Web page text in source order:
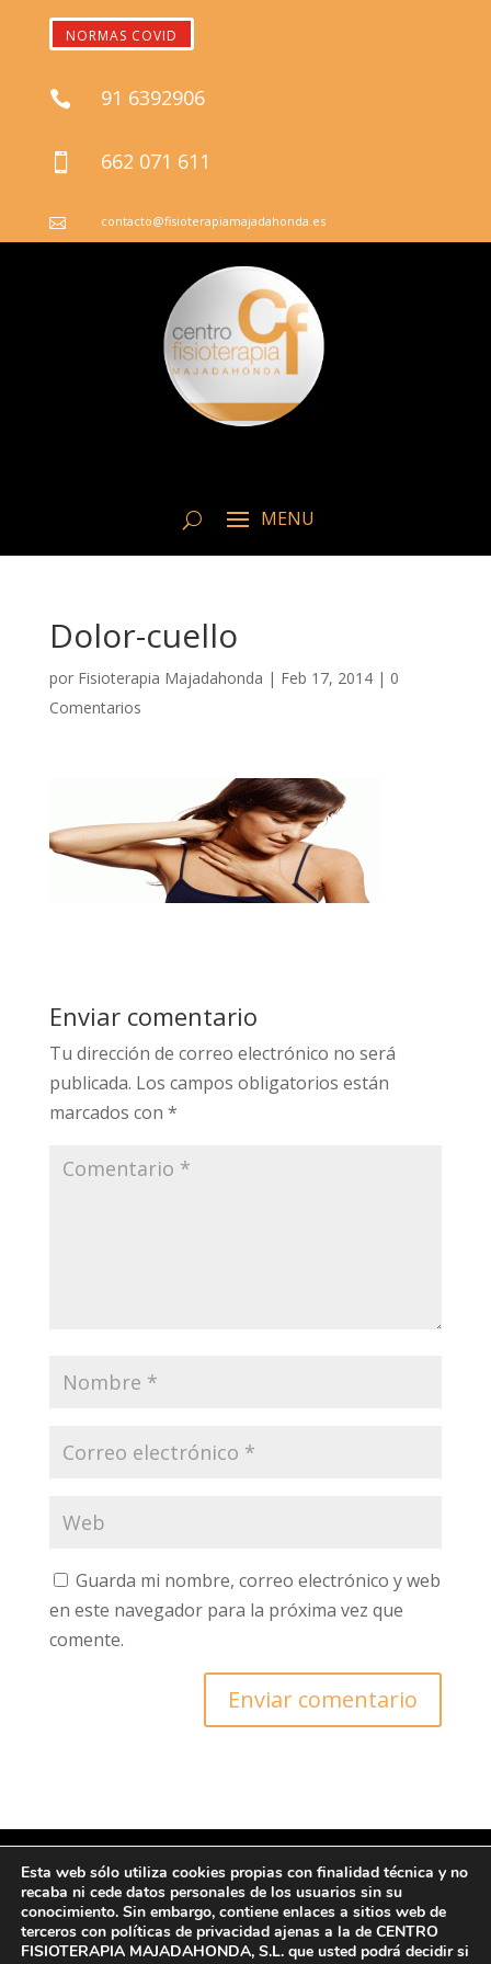
NORMAS COVID
 91 6392906
 662 071 611
 contacto@fisioterapiamajadahonda.es
Dolor-cuello
por Fisioterapia Majadahonda | Feb 17, 2014| 0
Comentarios
Enviar comentario
Tu dirección de correo electrónico no será
publicada. Los campos obligatorios están
marcados con *
Guarda mi nombre, correo electrónico y web
en este navegador para la próxima vez que
comente.
© Copyright 2022 CFM
Esta web sólo utiliza cookies propias con finalidad técnica y no
recaba ni cede datos personales de los usuarios sin su
conocimiento. Sin embargo, contiene enlaces a sitios web de
terceros con políticas de privacidad ajenas a la de CENTRO
FISIOTERAPIA MAJADAHONDA, S.L. que usted podrá decidir si